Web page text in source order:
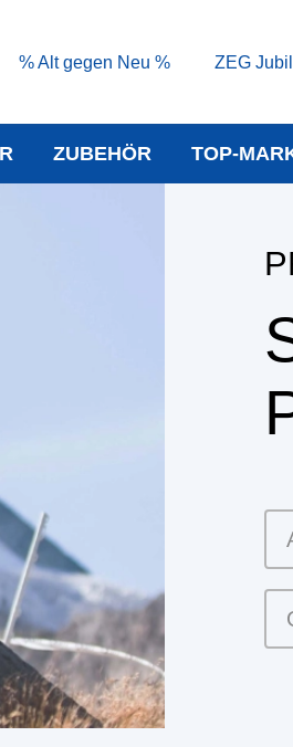
% Alt gegen Neu % ZEG
ZUBEHÖR TOP-